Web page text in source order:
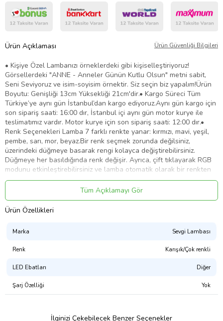
Ürün Açıklaması Ürün Güvenliği Bilgileri
• Kişiye Özel Lambanızı örneklerdeki gibi kişiselleştiriyoruz!
Görsellerdeki "ANNE - Anneler Günün Kutlu Olsun" metni sabit,
Seni Seviyoruz ve isim-soyisim örnektir. Siz seçin biz yapalım!Ürün
Boyutu: Genişliği 13cm Yüksekliği 21cm'dir.• Kargo Süreci Tüm
Türkiye’ye aynı gün İstanbul’dan kargo ediyoruz.Aynı gün kargo için
son sipariş saati: 16:00 dır, İstanbul içi aynı gün motor kurye ile
teslimatımız vardır. Motor kurye için son sipariş saati: 12:00 dır.•
Renk Seçenekleri Lamba 7 farklı renkte yanar: kırmızı, mavi, yeşil,
pembe, sarı, mor, beyaz.Bir renk seçmek zorunda değilsiniz,
üzerindeki düğmeye basarak rengi kolayca değiştirebilirsiniz.
Düğmeye her basıldığında renk değişir. Ayrıca, çift tıklayarak RGB
modunu etkinleştirebilirsiniz ve lamba otomatik olarak bir renkten
diğerine yavaşca geçer.• Çalışma Şekli Ürün AB normlarına uygun
üretilmektedir ve CE & RoHs belgelerine sahiptir. Aydınlatma
sistemi 2xAA pil (kalem pil) ile çalışmaktadır. Piller pakete dahil dir.
Güç kablosuna gerek yoktur, bu da aynı zamanda güvenli,
tasarrufu da sağlar.• Ürün Deseni ve Işık Tabanı Desen kısmı
kaliteli 3mm şeffaf pleksiglass malzemeden oluşuyor. Üzerindeki
renkli baskı UV makinelerde gelişmiş Japon teknolojisi Roland Lef
300 serisi makine kullanılarak (2021 Teknolojisi) üretilmektedir.Alt
üretilmektedir. Malzemesi özel sert plastikten (ABS) oluşmaktadır
ve üzerindeki boya kaplaması gerçek ahşap görünümlüdür. Bu
Tüm Açıklamayı Gör
Ürün Özellikleri
Marka Sevgi Lambası
Renk Karışık/Çok renkli
LED Ebatları Diğer
Şarj Özelliği Yok
İlginizi Çekebilecek Benzer Seçenekler